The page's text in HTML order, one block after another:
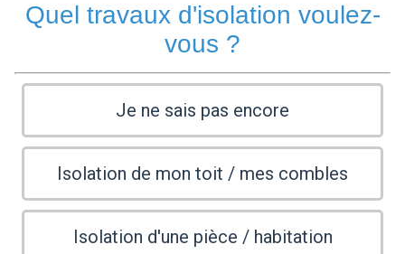
Quel travaux d'isolation voulez-
vous ?
Je ne sais pas encore
Isolation de mon toit / mes combles
Isolation d'une pièce / habitation